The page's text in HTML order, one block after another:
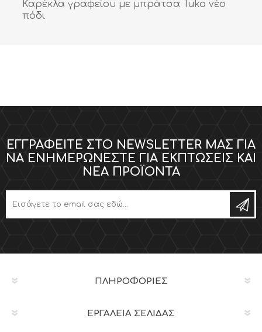
Καρέκλα γραφείου με μπράτσα Tuka νέο
πόδι
ΕΓΓΡΑΦΕΊΤΕ ΣΤΟ NEWSLETTER ΜΑΣ ΓΙΑ
ΝΑ ΕΝΗΜΕΡΏΝΕΣΤΕ ΓΙΑ ΕΚΠΤΏΣΕΙΣ ΚΑΙ
ΝΈΑ ΠΡΟΪΌΝΤΑ
ΠΛΗΡΟΦΟΡΊΕΣ
ΕΡΓΑΛΕΊΑ ΣΕΛΊΔΑΣ